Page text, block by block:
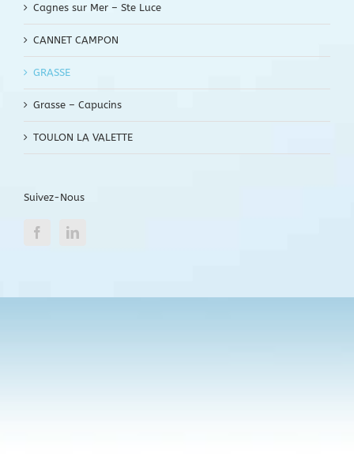
Cagnes sur Mer – Ste Luce
CANNET CAMPON
GRASSE
Grasse – Capucins
TOULON LA VALETTE
Suivez-Nous